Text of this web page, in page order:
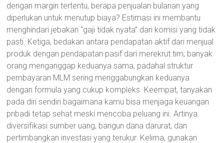
dengan margin tertentu, berapa penjualan bulanan yang
diperlukan untuk menutup biaya? Estimasi ini membantu
menghindari jebakan “gaji tidak nyata” dari komisi yang tidak
pasti. Ketiga, bedakan antara pendapatan aktif dari menjual
produk dengan pendapatan pasif dari merekrut tim; banyak
orang menganggap keduanya sama, padahal struktur
pembayaran MLM sering menggabungkan keduanya
dengan formula yang cukup kompleks. Keempat, tanyakan
pada diri sendiri bagaimana kamu bisa menjaga keuangan
pribadi tetap sehat meski mencoba peluang ini. Artinya:
diversifikasi sumber uang, bangun dana darurat, dan
pertimbangkan investasi yang terukur. Kelima, gunakan